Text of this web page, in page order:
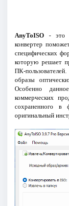
AnyToISO- это
конвертер
специфических
которую решает
ПК-
образы
Особенно
коммерческих
сохраненного в
оригинальный